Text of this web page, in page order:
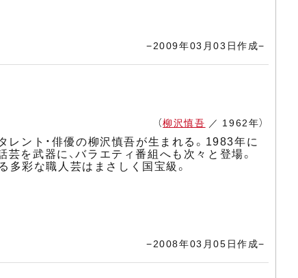
−2009年03月03日作成−
（柳沢慎吾 ／ 1962年）
レント・俳優の柳沢慎吾が生まれる。1983年に
を武器に、バラエティ番組へも次々と登場。
多彩な職人芸はまさしく国宝級。
−2008年03月05日作成−